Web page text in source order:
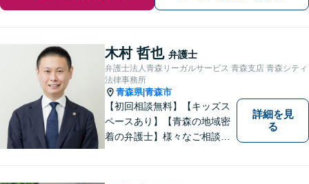
木村 哲也 弁護士
弁護士法人青森リーガルサービス 青森支店 青森シティ
法律事務所
青森県|青森市
【初回相談無料】【キッズス
ペースあり】【青森の地域密
着の弁護士】様々なご相談・
応いたします。
詳細を見
る